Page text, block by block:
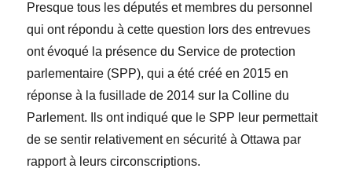
Presque tous les députés et membres du personnel
qui ont répondu à cette question lors des entrevues
ontévoqué la présence du Service de protection
parlementaire (SPP), qui a été créé en 2015 en
réponse à la fusillade de 2014 sur la Colline du
Parlement. Ils ont indiqué que le SPP leur permettait
de se sentir relativement en sécurité à Ottawa par
rapport à leurs circonscriptions.